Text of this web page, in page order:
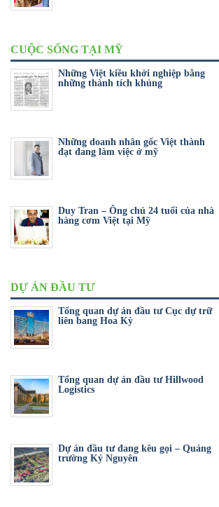
CUỘC SỐNG TẠI MỸ
Những Việt kiều khởi nghiệp bằng
những thành tích khủng
Những doanh nhân gốc Việt thành
đạt đang làm việc ở mỹ
Duy Tran – Ông chủ 24 tuổi của nhà
hàng cơm Việt tại Mỹ
DỰ ÁN ĐẦU TƯ
Tổng quan dự án đầu tư Cục dự trữ
liên bang Hoa Kỳ
Tổng quan dự án đầu tư Hillwood
Logistics
Dự án đầu tư đang kêu gọi – Quảng
trường Kỷ Nguyên